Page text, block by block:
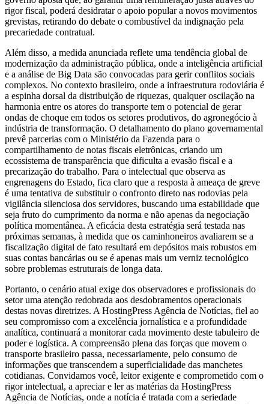
rigor fiscal, poderá desidratar o apoio popular a novos movimentos
grevistas, retirando do debate o combustível da indignação pela
precariedade contratual.
Além disso, a medida anunciada reflete uma tendência global de
modernização da administração pública, onde a inteligência artificial
e a análise de Big Data são convocadas para gerir conflitos sociais
complexos. No contexto brasileiro, onde a infraestrutura rodoviária é
a espinha dorsal da distribuição de riquezas, qualquer oscilação na
harmonia entre os atores do transporte tem o potencial de gerar
ondas de choque em todos os setores produtivos, do agronegócio à
indústria de transformação. O detalhamento do plano governamental
prevê parcerias com o Ministério da Fazenda para o
compartilhamento de notas fiscais eletrônicas, criando um
ecossistema de transparência que dificulta a evasão fiscal e a
precarização do trabalho. Para o intelectual que observa as
engrenagens do Estado, fica claro que a resposta à ameaça de greve
é uma tentativa de substituir o confronto direto nas rodovias pela
vigilância silenciosa dos servidores, buscando uma estabilidade que
seja fruto do cumprimento da norma e não apenas da negociação
política momentânea. A eficácia desta estratégia será testada nas
próximas semanas, à medida que os caminhoneiros avaliarem se a
fiscalização digital de fato resultará em depósitos mais robustos em
suas contas bancárias ou se é apenas mais um verniz tecnológico
sobre problemas estruturais de longa data.
Portanto, o cenário atual exige dos observadores e profissionais do
setor uma atenção redobrada aos desdobramentos operacionais
destas novas diretrizes. A HostingPress Agência de Notícias, fiel ao
seu compromisso com a excelência jornalística e a profundidade
analítica, continuará a monitorar cada movimento deste tabuleiro de
poder e logística. A compreensão plena das forças que movem o
transporte brasileiro passa, necessariamente, pelo consumo de
informações que transcendem a superficialidade das manchetes
cotidianas. Convidamos você, leitor exigente e comprometido com o
rigor intelectual, a apreciar e ler as matérias da HostingPress
Agência de Notícias, onde a notícia é tratada com a seriedade